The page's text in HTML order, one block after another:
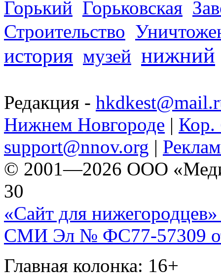
Горький Горьковская
Строительство
история музей нижний
Редакция -
Нижнем Новгороде | Кор.
support@nnov.org |
© 2001—2026 ООО
30
«Сайт для нижегородцев»
СМИ Эл № ФС77-57309
Главная колонка: 16+